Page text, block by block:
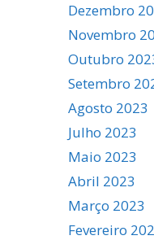
Dezembro
Novembro
Outubro
Setembro
Agosto 2023
Julho 2023
Maio 2023
Abril 2023
Março 2023
Fevereiro